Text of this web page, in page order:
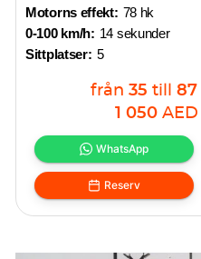
Motorns effekt: 78 hk
0-100 km/h: 14 sekunder
Sittplatser: 5
från 35 till 87
1 050 AED
WhatsApp
Reserv